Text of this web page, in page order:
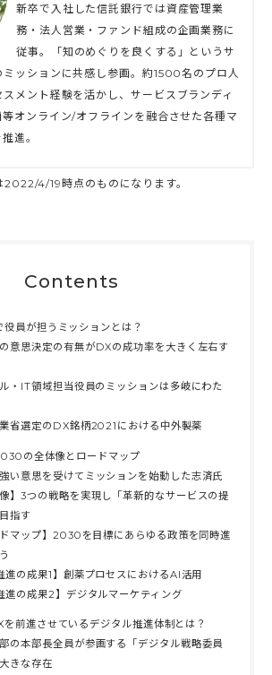
新卒で入社した信託銀行では資産管理業
務・法人営業・ファンド組成の企画業務に
従事。「知のめぐりを良くする」というサ
ッションに共感し参画。約1500名のプロ人
メント経験を活かし、サービスブランディ
等オンライン/オフラインを融合させた各種マ
進。
4/19時点のものになります。
Contents
員が担うミッションとは？
意思決定の有無がDXの成功率を大きく左右す
・IT領域担当役員のミッションは多岐にわた
省選定のDX銘柄2021における中外製薬
の全体像とロードマップ
い意思を受けてミッションを始動した志済氏
像】3つの戦略を実現し「革新的なサービスの提
指す
ドマップ】2030を目標にあらゆる政策を同時進
進の成果1】創薬プロセスにおけるAI活用
進の成果2】デジタルマーケティング
前進させているデジタル推進体制とは？
の本部長全員が参画する「デジタル戦略委員
きな存在